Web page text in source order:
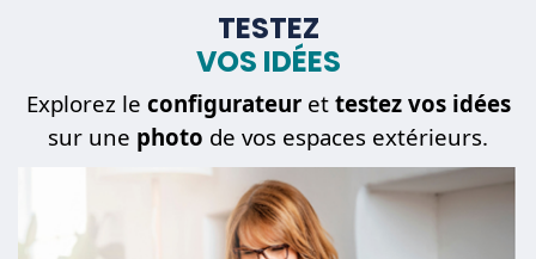
TESTEZ
VOS IDÉES
Explorez le configurateuret testez vos idées
sur une photo de vos espaces extérieurs.